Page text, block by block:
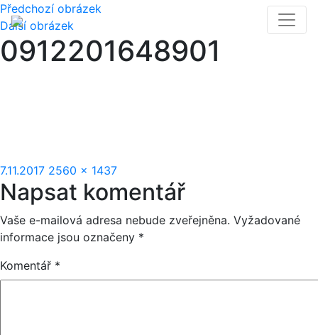
Předchozí obrázek
Další obrázek
0912201648901
Publikováno:
7.11.2017 Původní
velikost:
2560 × 1437
Napsat komentář
Vaše e-mailová adresa nebude zveřejněna. Vyžadované
informace jsou označeny *
Komentář *